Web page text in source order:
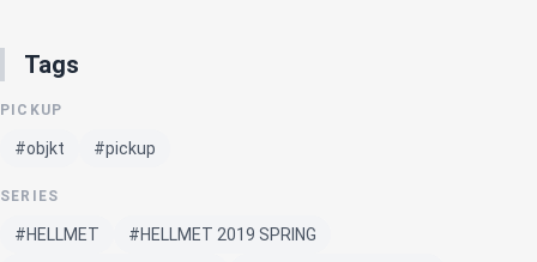
Tags
PICKUP
#objkt #pickup
SERIES
#HELLMET
#HELLMET 2019 SPRING